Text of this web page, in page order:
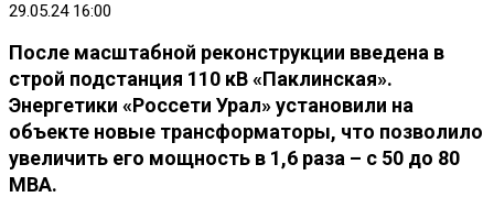
29.05.24 16:00
После масштабной реконструкции введена в
строй подстанция 110 кВ «Паклинская».
Энергетики «Россети Урал» установили на
объекте новые трансформаторы, что позволило
увеличить его мощность в 1,6 раза – с 50 до 80
МВА.